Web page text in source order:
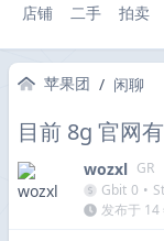
店铺 二手 拍卖
苹果团 / 闲聊
目前 8g 官网
wozxl GR
Gbit 0 •
发布于 14